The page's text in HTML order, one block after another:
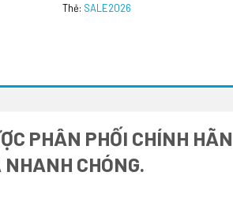
Thẻ: SALE2026
PHÂN PHỐI CHÍNH
CHÓNG.